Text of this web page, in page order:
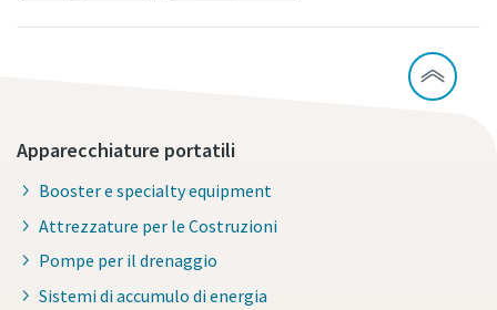
Apparecchiature portatili
Booster e specialty equipment
Attrezzature per le Costruzioni
Pompe per il drenaggio
Sistemi di accumulo di energia